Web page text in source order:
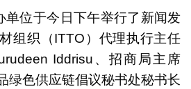
单位于今日下午举行了新闻发
组织（ITTO）代理执行主任
Iddrisu、招商局主席
绿色供应链倡议秘书处秘书长